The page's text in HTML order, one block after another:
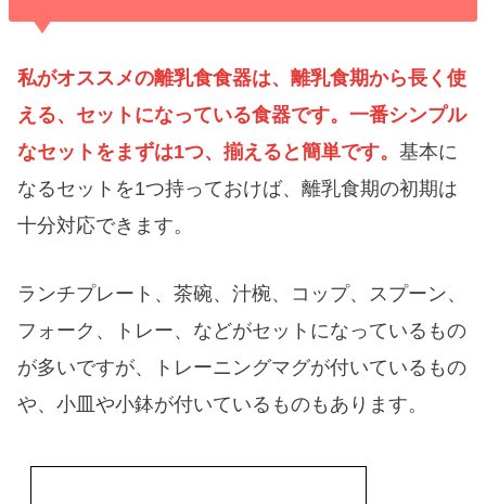
私がオススメの離乳食食器は、離乳食期から長く使
える、セットになっている食器です。一番シンプル
なセットをまずは1つ、揃えると簡単です。基本に
なるセットを1つ持っておけば、離乳食期の初期は
十分対応できます。
ランチプレート、茶碗、汁椀、コップ、スプーン、
フォーク、トレー、などがセットになっているもの
が多いですが、トレーニングマグが付いているもの
や、小皿や小鉢が付いているものもあります。